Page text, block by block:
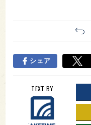
シェア
TEXT BY